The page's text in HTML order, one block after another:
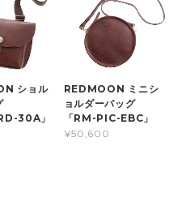
ショル
30A」
REDMOON ミニシ
ョルダーバッグ
「RM-PIC-EBC」
¥50,600